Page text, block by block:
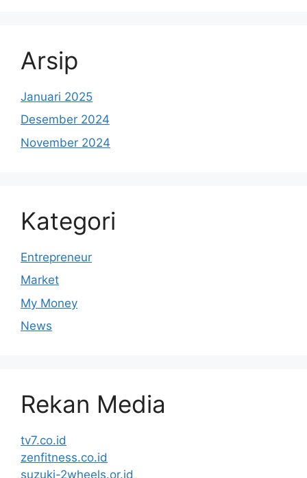
Arsip
Januari 2025
Desember 2024
November 2024
Kategori
Entrepreneur
Market
My Money
News
Rekan Media
tv7.co.id
zenfitness.co.id
suzuki-2wheels.or.id